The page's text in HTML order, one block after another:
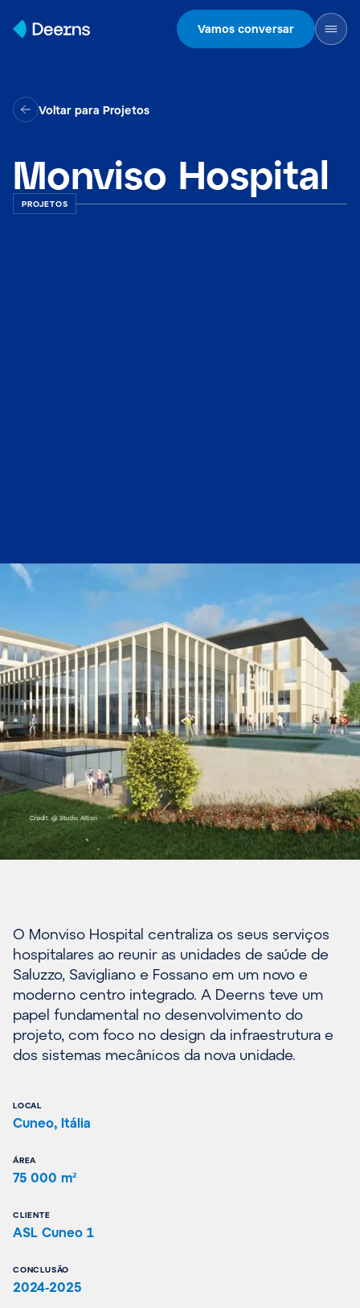
Vamos conversar
Voltar para Projetos
Monviso Hospital
PROJETOS
O Monviso Hospital centraliza os seus serviços
hospitalares ao reunir as unidades de saúde de
Saluzzo, Savigliano e Fossano em um novo e
moderno centro integrado. A Deerns teve um
papel fundamental no desenvolvimento do
projeto, com foco no design da infraestrutura e
dos sistemas mecânicos da nova unidade.
LOCAL
Cuneo, Itália
ÁREA
75 000 m²
CLIENTE
ASL Cuneo 1
CONCLUSÃO
2024-2025